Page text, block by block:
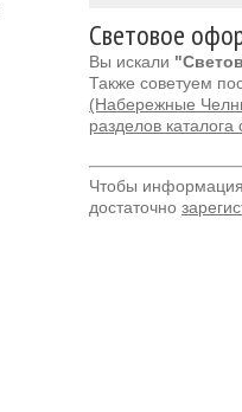
Световое
Вы искали
Также советуем
(Набережные
разделов
Чтобы
достаточно